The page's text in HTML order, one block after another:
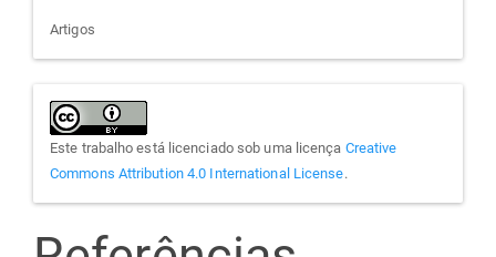
Artigos
Este trabalho está licenciado sob uma licença Creative
Commons Attribution 4.0 International License.